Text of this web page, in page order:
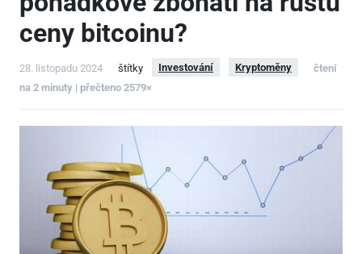
ceny bitcoinu?
28. listopadu 2024 štítky Investování Kryptoměny
čtení
na 2 minuty | přečteno 2579×